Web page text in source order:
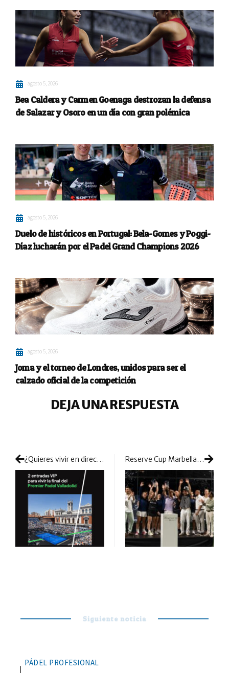
agosto 5, 2026
Bea Caldera y Carmen Goenaga destrozan la defensa
de Salazar y Osoro en un día con gran polémica
agosto 5, 2026
Duelo de históricos en Portugal: Bela-Gomes y Poggi-
Díaz lucharán por el Padel Grand Champions 2026
agosto 5, 2026
Joma y el torneo de Londres, unidos para ser el
calzado oficial de la competición
DEJA UNA RESPUESTA
¿Quieres vivir en directo el torneo de Valladolid? Entra en el sorteo de greenset y disfruta de la final desde un palco VIP Reserve Cup Marbella se consolida por todo lo alto y asegura su continuidad hasta 2030
Siguiente noticia
PÁDEL PROFESIONAL